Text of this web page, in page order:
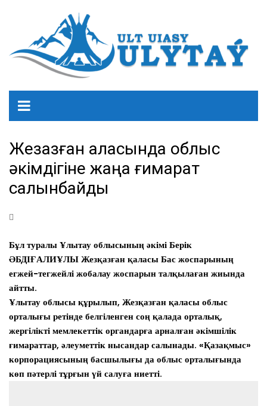
Жезқазған қаласында облыс
әкімдігіне жаңа ғимарат
салынбайды
Бұл туралы Ұлытау облысының әкімі Берік
ӘБДІҒАЛИҰЛЫ Жезқазған қаласы Бас жоспарының
егжей-тегжейлі жобалау жоспарын талқылаған жиында
айтты.
Ұлытау облысы құрылып, Жезқазған қаласы облыс
орталығы ретінде белгіленген соң қалада орталық,
жергілікті мемлекеттік органдарға арналған әкімшілік
ғимараттар, әлеуметтік нысандар салынады. «Қазақмыс»
корпорациясының басшылығы да облыс орталығында
көп пәтерлі тұрғын үй салуға ниетті.